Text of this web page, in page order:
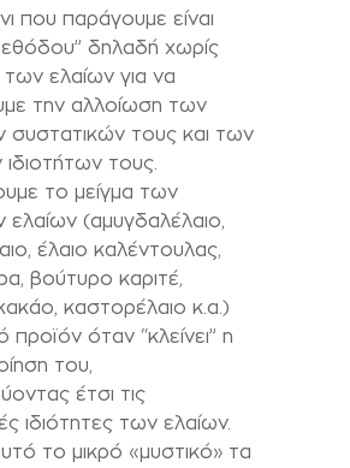
που παράγουμε είναι
δηλαδή χωρίς
ελαίων για να
την αλλοίωση των
συστατικών τους και των
τους.
το μείγμα των
ελαίων (αμυγδαλέλαιο,
έλαιο καλέντουλας,
βούτυρο καριτέ,
καστορέλαιο κ.α.)
προϊόν όταν “κλείνει” η
του,
έτσι τις
ιδιότητες των ελαίων.
το μικρό «μυστικό» τα